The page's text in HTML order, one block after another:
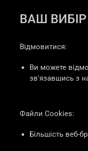
ВАШ ВИБІР
Відмовитися:
Ви можете
зв'язавшись з
Файли Cookies:
Більшість веб-